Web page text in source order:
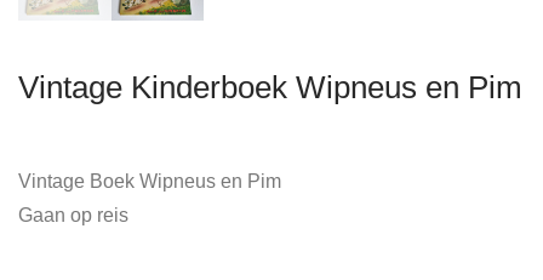
Vintage Kinderboek Wipneus en Pim
Vintage Boek Wipneus en Pim
Gaan op reis